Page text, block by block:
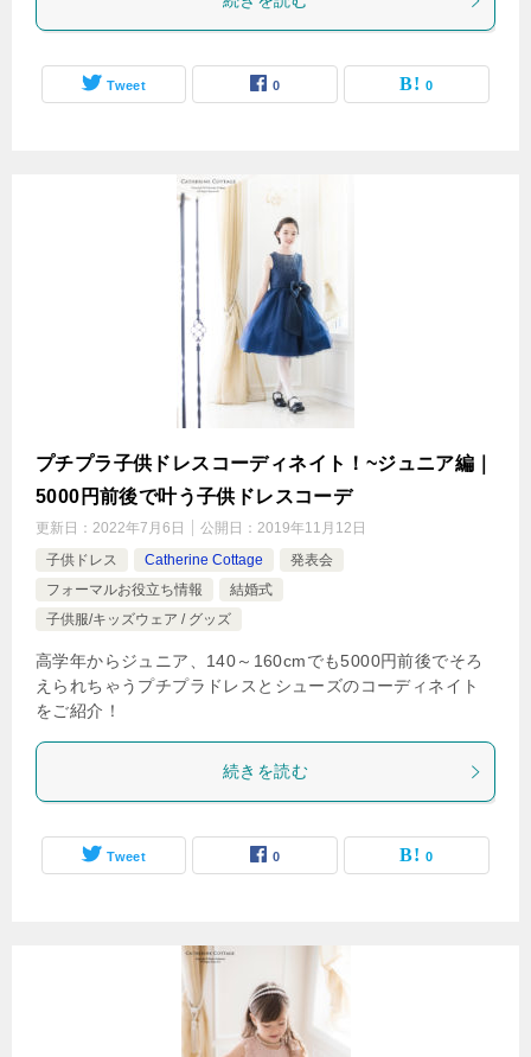
Tweet 0 0
プチプラ子供ドレスコーディネイト！~ジュニア編｜
5000円前後で叶う子供ドレスコーデ
更新日： 2022年7月6日 公開日： 2019年11月12日
子供ドレス
Catherine Cottage
発表会
フォーマルお役立ち情報
結婚式
子供服/キッズウェア / グッズ
高学年からジュニア、140～160cmでも5000円前後でそろ
えられちゃうプチプラドレスとシューズのコーディネイト
をご紹介！
続きを読む
Tweet 0 0